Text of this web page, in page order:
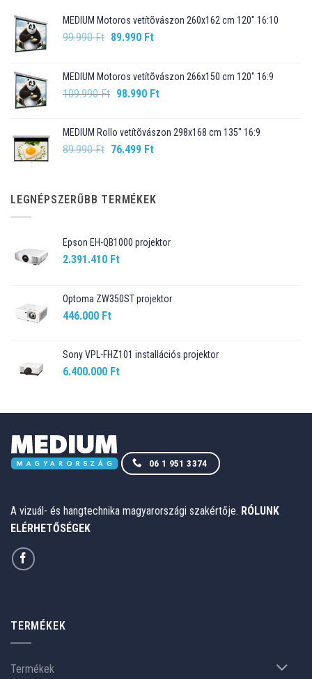
MEDIUM Motoros vetítõvászon 260x162 cm 120" 16:10
99.990Ft Original
99.990 Ft.
89.990 FtCurrent
89.990 Ft.
MEDIUM Motoros vetítõvászon 266x150 cm 120" 16:9
109.990Ft Original
109.990 Ft.
98.990 FtCurrent
98.990 Ft.
MEDIUM Rollo vetítõvászon 298x168 cm 135" 16:9
89.990Ft Original
89.990 Ft.
76.499 FtCurrent
76.499 Ft.
LEGNÉPSZERŰBB TERMÉKEK
Epson EH-QB1000 projektor
2.391.410 Ft
Optoma ZW350ST projektor
446.000 Ft
Sony VPL-FHZ101 installációs projektor
6.400.000 Ft
06 1 951 3374
A vizuál- és hangtechnika magyarországi szakértője. RÓLUNK
ELÉRHETŐSÉGEK
TERMÉKEK
Termékek